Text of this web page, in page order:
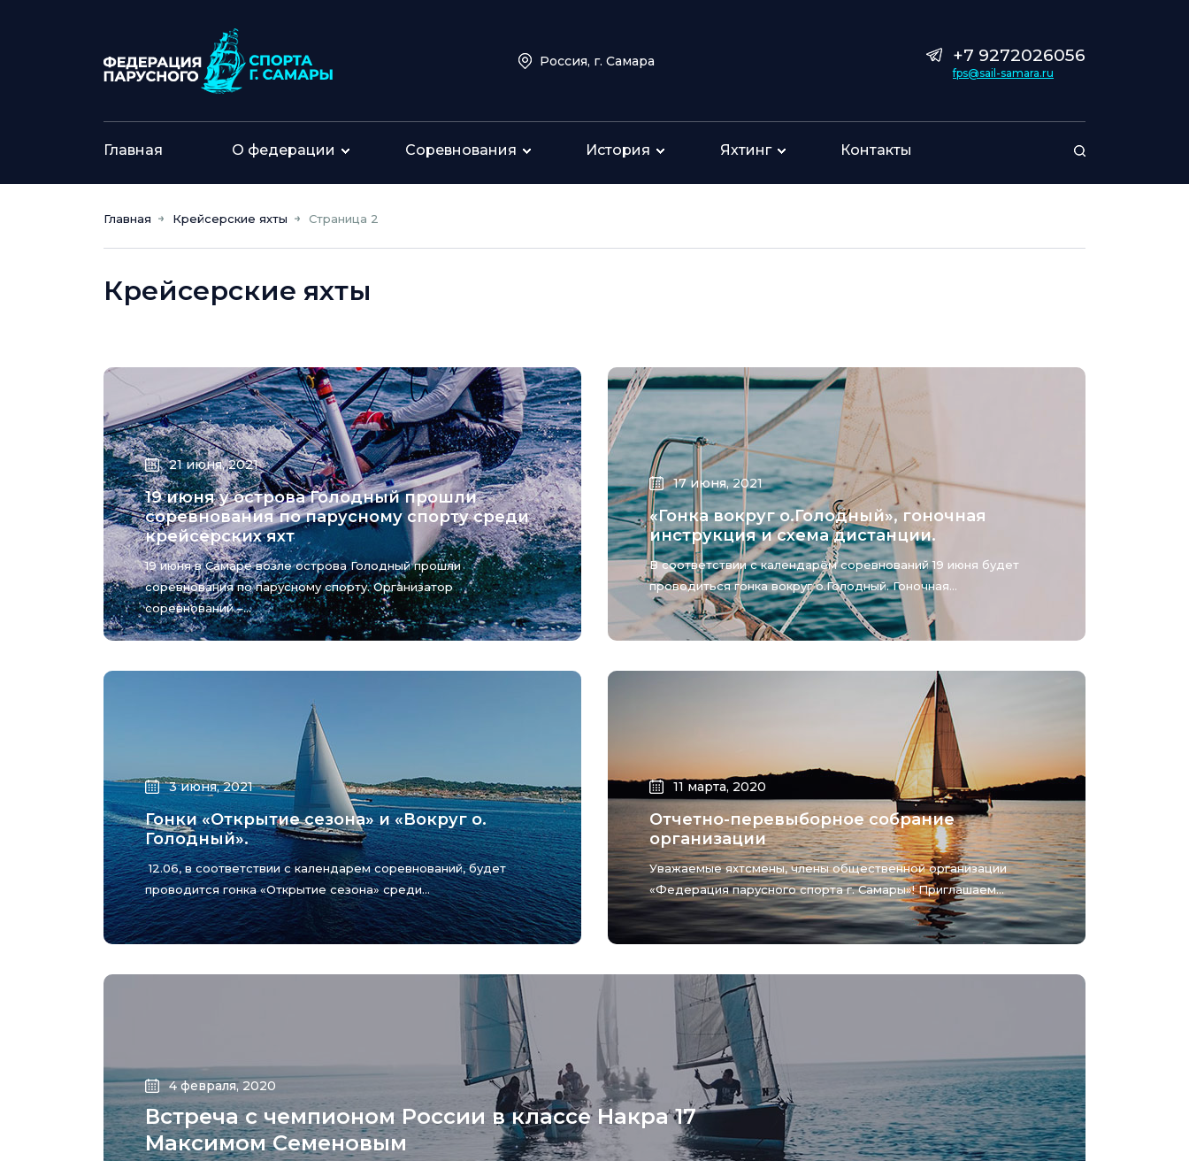
Россия, г. Самара +7 9272026056
fps@sail-samara.ru
Главная О федерации Соревнования История Яхтинг Контакты
Главная Крейсерские яхты Страница 2
Крейсерские яхты
21 июня, 2021
19 июня у острова Голодный прошли
соревнования по парусному спорту среди
крейсерских яхт
19 июня в Самаре возле острова Голодный прошли
соревнования по парусному спорту. Организатор
соревнований –...
17 июня, 2021
«Гонка вокруг о.Голодный», гоночная
инструкция и схема дистанции.
В соответствии с календарём соревнований 19 июня будет
проводиться гонка вокруг о.Голодный. Гоночная...
3 июня, 2021
Гонки «Открытие сезона» и «Вокруг о.
Голодный».
12.06, в соответствии с календарем соревнований, будет
проводится гонка «Открытие сезона» среди...
11 марта, 2020
Отчетно-перевыборное собрание
организации
Уважаемые яхтсмены, члены общественной организации
«Федерация парусного спорта г. Самары»! Приглашаем...
4 февраля, 2020
Встреча с чемпионом России в классе Накра 17
Максимом Семеновым